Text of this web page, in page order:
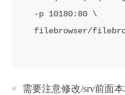
filebrowser/
需要注意修改/srv前面